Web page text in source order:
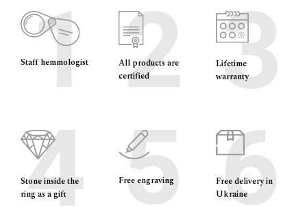
Staff hemmologist
All products are
certified
Lifetime
warranty
Stone inside the
ring as a gift
Free engraving
Free delivery in
Ukraine